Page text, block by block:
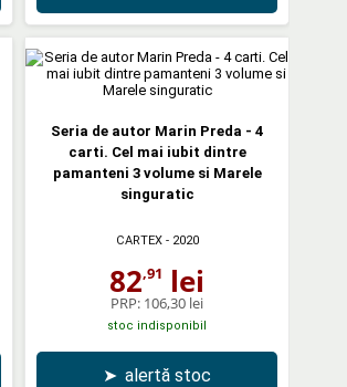
Seria de autor Marin Preda - 4
carti. Cel mai iubit dintre
pamanteni 3 volume si Marele
singuratic
CARTEX- 2020
82,91 lei
PRP: 106,30 lei
stoc indisponibil
➤ alertă stoc